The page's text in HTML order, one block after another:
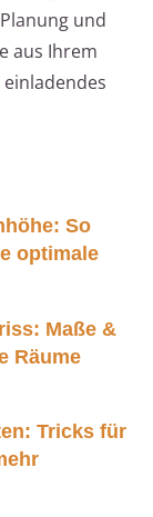
und
aus Ihrem
So
optimale
Maße &
Räume
Tricks für